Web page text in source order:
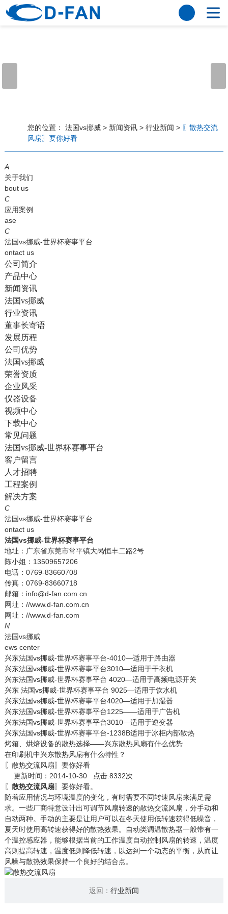
法国vs挪威
应用案例
工程案例
解决方案
新闻资讯
法国vs挪威
行业资讯
常见问题
法国vs挪威-世界杯赛事平台
您的位置： 法国vs挪威> 新闻资讯> 行业新闻 > 〖散热交流
风扇〗要你好看
A
关于我们
bout us
C
应用案例
ase
C
法国vs挪威-世界杯赛事平台
ontact us
公司简介
产品中心
新闻资讯
法国vs挪威
行业资讯
董事长寄语
发展历程
公司优势
法国vs挪威
荣誉资质
企业风采
仪器设备
视频中心
下载中心
常见问题
法国vs挪威-世界杯赛事平台
客户留言
人才招聘
工程案例
解决方案
C
法国vs挪威-世界杯赛事平台
ontact us
法国vs挪威-世界杯赛事平台
地址：广东省东莞市常平镇大呙恒丰二路2号
陈小姐：13509657206
电话：0769-83660708
传真：0769-83660718
邮箱：info@d-fan.com.cn
网址：//www.d-fan.com.cn
网址：//www.d-fan.com
N
法国vs挪威
ews center
兴东法国vs挪威-世界杯赛事平台-4010—适用于路由器
兴东法国vs挪威-世界杯赛事平台3010—适用于干衣机
兴东法国vs挪威-世界杯赛事平台 4020—适用于高频电源开关
兴东 法国vs挪威-世界杯赛事平台 9025—适用于饮水机
兴东法国vs挪威-世界杯赛事平台4020—适用于加湿器
兴东法国vs挪威-世界杯赛事平台1225——适用于广告机
兴东法国vs挪威-世界杯赛事平台3010—适用于逆变器
兴东法国vs挪威-世界杯赛事平台-1238B适用于冰柜内部散热
烤箱、烘焙设备的散热选择——兴东散热风扇有什么优势
在印刷机中兴东散热风扇有什么特性？
〖散热交流风扇〗要你好看
更新时间：2014-10-30 点击:8332次
〖 散热交流风扇〗要你好看。
随着应用情况与环境温度的变化，有时需要不同转速风扇来满足需
求。一些厂商特意设计出可调节风扇转速的散热交流风扇，分手动和
自动两种。手动的主要是让用户可以在冬天使用低转速获得低噪音，
夏天时使用高转速获得好的散热效果。自动类调温散热器一般带有一
个温控感应器，能够根据当前的工作温度自动控制风扇的转速，温度
高则提高转速，温度低则降低转速，以达到一个动态的平衡，从而让
风噪与散热效果保持一个良好的结合点。
返回： 行业新闻